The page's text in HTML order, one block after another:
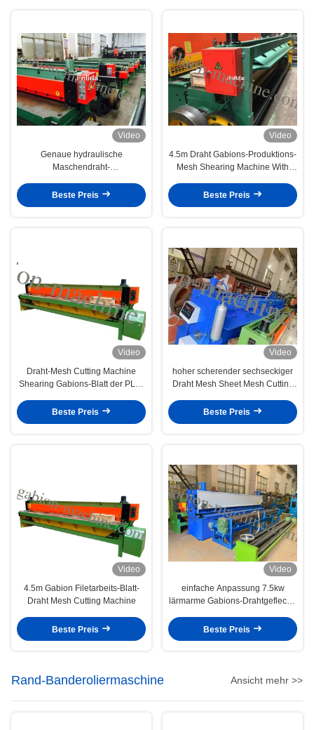
Video
Genaue hydraulische
Maschendraht-
Blatt, 5.0mm maximaler
Beste Preis
Video
4.5m Draht Gabions-Produktions-
Mesh Shearing Machine With
Beste Preis
Video
Draht-Mesh Cutting Machine
Shearing Gabions-Blatt der PLC-
Beste Preis
Video
hoher scherender sechseckiger
Draht Mesh Sheet Mesh Cutting
7.5kw
Beste Preis
Video
4.5m Gabion Filetarbeits-Blatt-
Draht Mesh Cutting Machine
Beste Preis
Video
einfache Anpassung 7.5kw
lärmarme Gabions-Drahtgeflecht-
Beste Preis
Rand-Banderoliermaschine Ansicht mehr >>